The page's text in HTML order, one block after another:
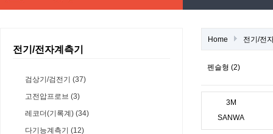
전기/전자계측기
검상기/검전기 (37)
고전압프로브 (3)
레코더(기록계) (34)
다기능계측기 (12)
Home 전기/전
펜슬형 (2)
3M
SANWA